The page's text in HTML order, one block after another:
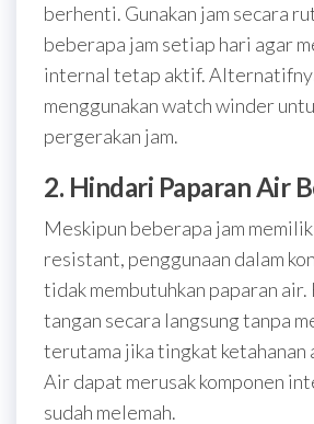
berhenti. Gunakan jam secara
beberapa jam setiap hari agar
internal tetap aktif.
menggunakan watch winder
pergerakan jam.
2. Hindari Paparan Air
Meskipun beberapa jam
resistant, penggunaan dalam
tidak membutuhkan paparan
tangan secara langsung tanpa
terutama jika tingkat
Air dapat merusak komponen
sudah melemah.